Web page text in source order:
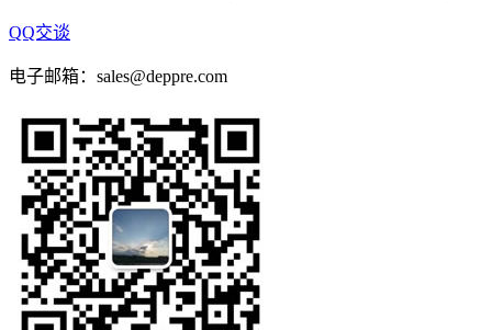
QQ交谈
电子邮箱：sales@deppre.com